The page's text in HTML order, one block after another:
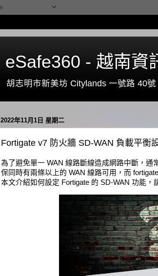
eSafe360 - 越南資
胡志明市新美坊 Citylands 一號路 40
2022年11月1日 星期二
Fortigate v7 防火牆 SD-WAN 負載平衡
為了避免單一 WAN 線路斷線造成網路中斷，通
保同時有兩條以上的 WAN 線路可用，而
本文介紹如何設定 Fortigate 的 SD-WAN 功能，